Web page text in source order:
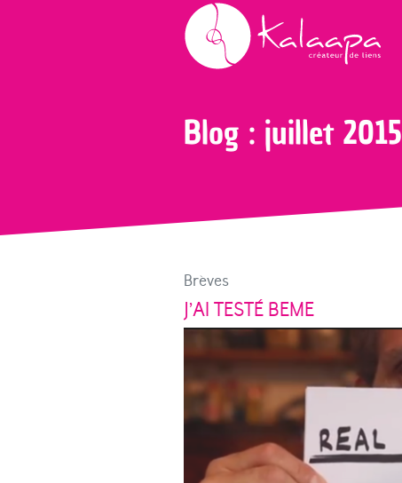
Blog : juillet 2015
Brèves
J’AI TESTÉ BEME